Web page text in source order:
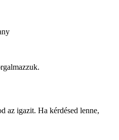
az igazit. Ha kérdésed lenne,